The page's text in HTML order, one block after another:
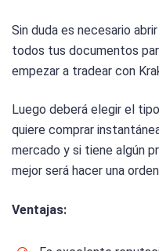
Sin duda es necesario
todos tus documentos
empezar a tradear con
Luego deberá elegir el
quiere comprar
mercado y si tiene algún
mejor será hacer una
Ventajas: